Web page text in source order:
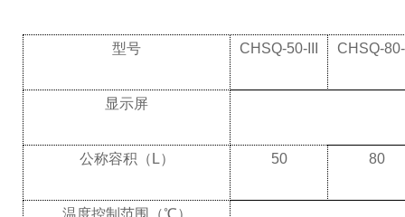
型号 CHSQ-50-III CHSQ-
显示屏
公称容积（ L） 50 80
温度控制范围（℃）